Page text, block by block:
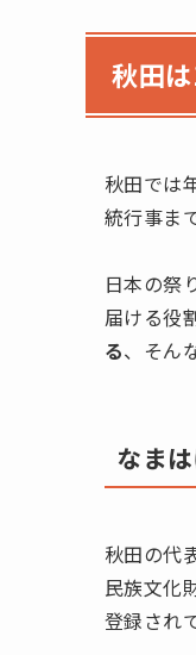
秋田
秋田では
統行事ま
日本の祭
届ける役
る、そん
なま
秋田の代
民族文化
登録され